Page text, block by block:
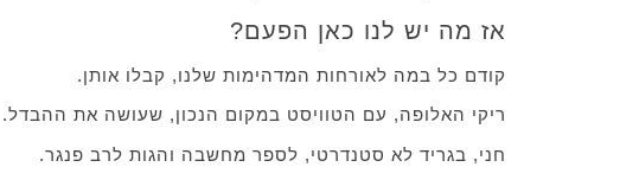
אז מה יש לנו כאן הפעם?
קודם כל במה לאורחות המדהימות שלנו, קבלו אותן.
ריקי האלופה, עם הטוויסט במקום הנכון, שעושה את ההבדל.
חני, בגריד לא סטנדרטי, לספר מחשבה והגות לרב פנגר.